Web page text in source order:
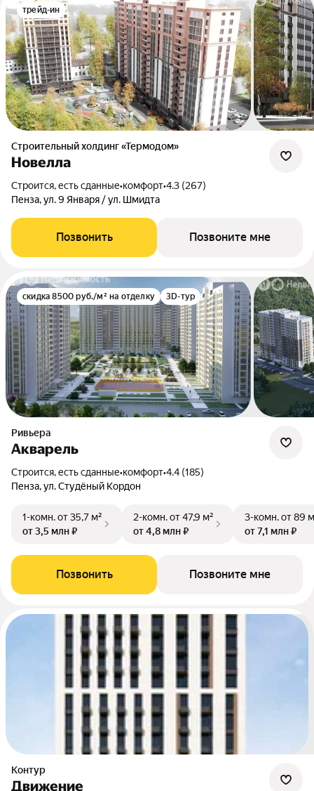
трейд-ин
Строительный холдинг «Термодом»
Новелла
Строится, есть сданные•комфорт•4.3 (267)
Пенза, ул. 9 Января / ул. Шмидта
Позвонить Позвоните мне
скидка 8500 руб./м² на отделку 3D-тур
Ривьера
Акварель
Строится, есть сданные•комфорт•4.4 (185)
Пенза, ул. Студёный Кордон
1-комн.от 35,7 м²
от 3,5 млн ₽
2-комн.от 47,9 м²
от 4,8 млн ₽
3-комн.от 89
от 7,1 млн ₽
Позвонить Позвоните мне
Контур
Движение